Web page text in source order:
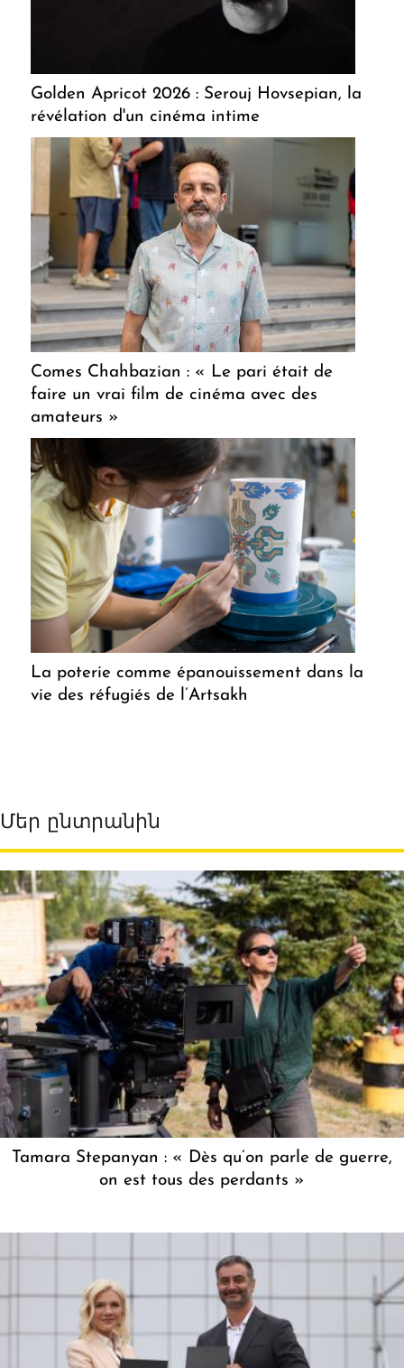
Golden Apricot 2026 : Serouj Hovsepian, la
révélation d'un cinéma intime
Comes Chahbazian : « Le pari était de
faire un vrai film de cinéma avec des
amateurs »
La poterie comme épanouissement dans la
vie des réfugiés de l’Artsakh
Մեր ընտրանին
Tamara Stepanyan : « Dès qu’on parle de guerre,
on est tous des perdants »